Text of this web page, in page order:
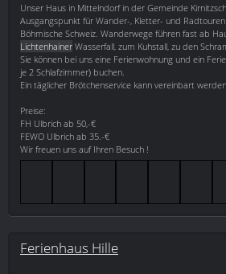
Unser Haus in Mittelndorf in der Gemeinde
Ausgangspunkt für Wander-, Kletter- und
Böhmische Schweiz. Wanderwege führen fast ab
Lichtenhainer Wasserfall, zum Kuhstall, zu den
Sie können bei uns eine Ferienwohnung und ein
je 2 Schlafzimmer) buchen.
Ein täglicher Brötchenservice kann vereinbart werden.
Preise:
FH Ulbrich ab 50,-€
FEWO Ulbrich ab 35.-€
Wir freuen uns auf Ihren Besuch !
Ferienhaus Hille